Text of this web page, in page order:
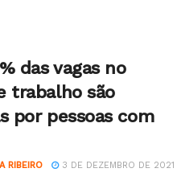
das vagas no
trabalho são
por pessoas com
RIBEIRO
3 DE DEZEMBRO DE 2021